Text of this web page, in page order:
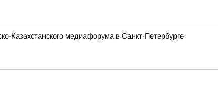
Казахстанского медиафорума в Санкт-Петербурге